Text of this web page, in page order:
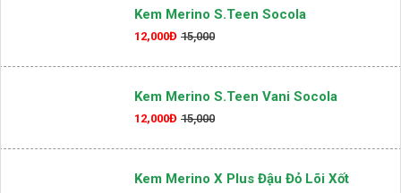
Kem Merino S.teen Socola
12,000Đ 15,000
Kem Merino S.teen Vani Socola
12,000Đ 15,000
Kem Merino X Plus Đậu Đỏ Lõi Xốt